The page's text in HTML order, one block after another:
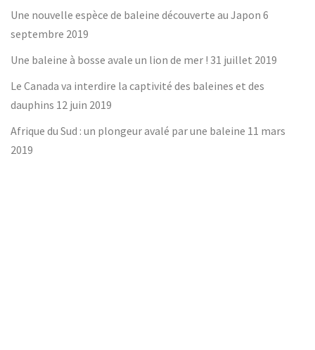
Une nouvelle espèce de baleine découverte au Japon 6
septembre 2019
Une baleine à bosse avale un lion de mer ! 31 juillet 2019
Le Canada va interdire la captivité des baleines et des
dauphins 12 juin 2019
Afrique du Sud : un plongeur avalé par une baleine 11 mars
2019